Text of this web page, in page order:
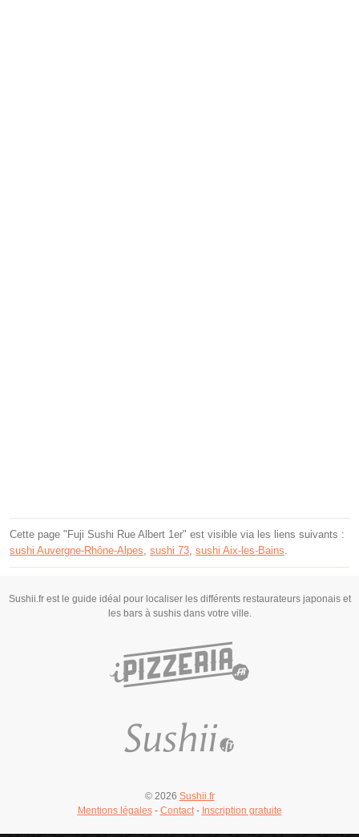
Cette page "Fuji Sushi Rue Albert 1er" est visible via les liens suivants :
sushi Auvergne-Rhône-Alpes, sushi 73, sushi Aix-les-Bains.
Sushii.fr est le guide idéal pour localiser les différents restaurateurs japonais et
les bars à sushis dans votre ville.
© 2026 Sushii.fr
Mentions légales- Contact- Inscription gratuite